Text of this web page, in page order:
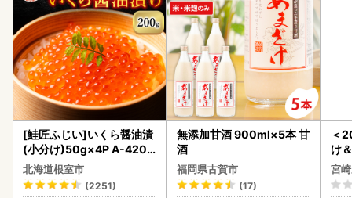
[鮭匠ふじい]いくら醤油漬
(小分け)50g×4P A-4209
5
北海道根室市
(2251)
無添加甘酒 900ml×5本 甘
酒
福岡県古賀市
(17)
＜
け
も
-
宮